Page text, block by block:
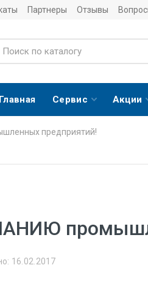
Партнеры Отзывы
Главная Сервис Акции
предприятий!
16.02.2017